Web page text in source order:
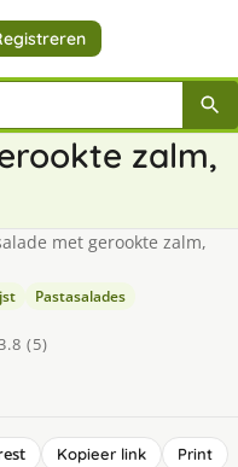
zalm,
met gerookte zalm,
Pastasalades
(5)
Kopieer link Print